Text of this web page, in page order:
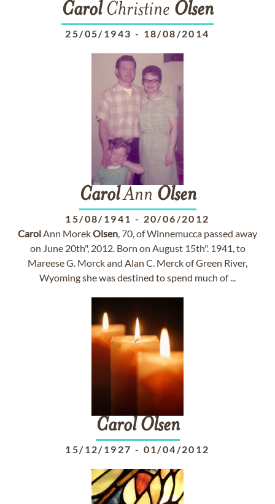
CarolChristine Olsen
25/05/1943 - 18/08/2014
CarolAnn Olsen
15/08/1941 - 20/06/2012
CarolAnn MorekOlsen, 70, of Winnemucca passed away
on June 20th", 2012. Born on August 15th". 1941, to
Mareese G. Morck and Alan C. Merck of Green River,
Wyoming she was destined to spend much of ...
Carol Olsen
15/12/1927 - 01/04/2012